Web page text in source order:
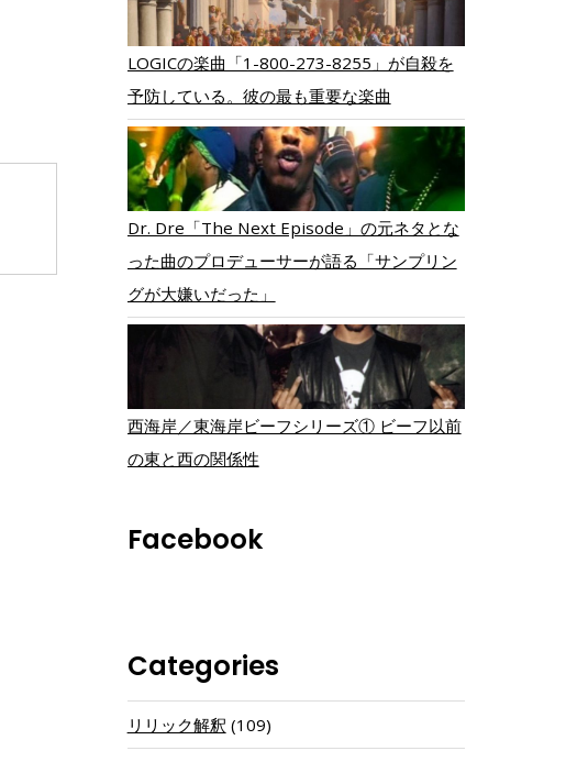
LOGICの楽曲「1-800-273-8255」が自殺を
予防している。彼の最も重要な楽曲
Dr. Dre「The Next Episode」の元ネタとな
った曲のプロデューサーが語る「サンプリン
グが大嫌いだった」
西海岸／東海岸ビーフシリーズ① ビーフ以前
の東と西の関係性
Facebook
Categories
リリック解釈 (109)